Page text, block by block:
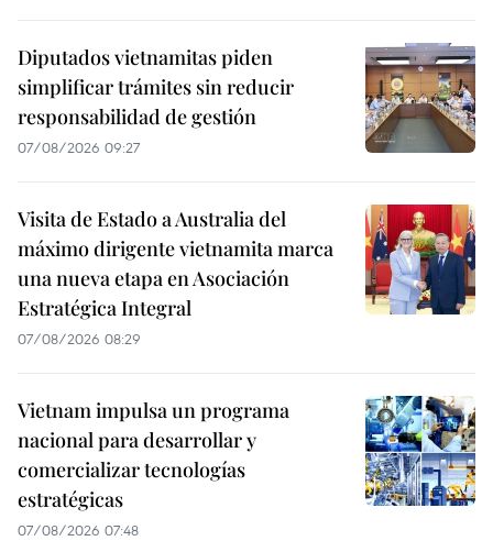
Diputados vietnamitas piden
simplificar trámites sin reducir
responsabilidad de gestión
07/08/2026 09:27
Visita de Estado a Australia del
máximo dirigente vietnamita marca
una nueva etapa en Asociación
Estratégica Integral
07/08/2026 08:29
Vietnam impulsa un programa
nacional para desarrollar y
comercializar tecnologías
estratégicas
07/08/2026 07:48